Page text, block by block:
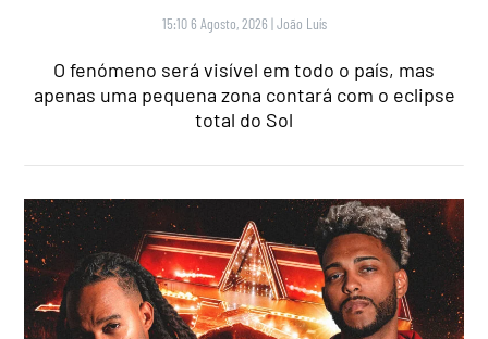
15:10 6 Agosto, 2026 |João Luís
O fenómeno será visível em todo o país, mas
apenas uma pequena zona contará com o eclipse
total do Sol